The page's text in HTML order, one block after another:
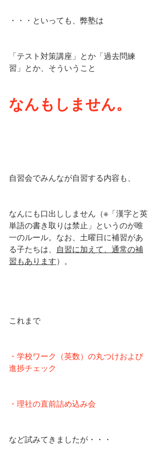
・・・といっても、弊塾は
「テスト対策講座」とか「過去問練
習」とか、そういうこと
なんもしません。
自習会でみんなが自習する内容も、
なんにも口出ししません（※「漢字と英
単語の書き取りは禁止」というのが唯
一のルール。なお、土曜日に補習があ
る子たちは、 自習に加えて、通常の補
習もあります）。
これまで
・学校ワーク（英数）の丸つけおよび
進捗チェック
・理社の直前詰め込み会
など試みてきましたが・・・